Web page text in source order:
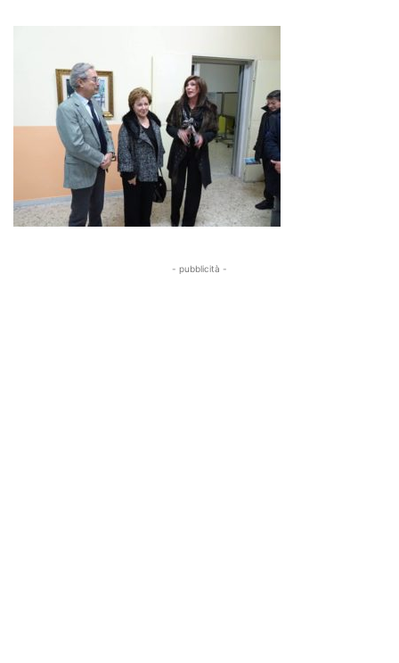
- pubblicità -